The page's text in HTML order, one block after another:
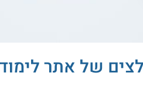
של אתר